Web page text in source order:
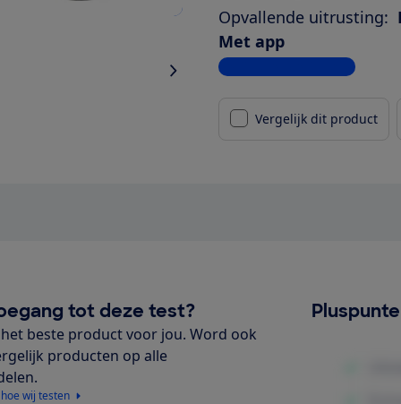
Opvallende uitrusting:
Met app
Bekijk alle specificaties
Vergelijk dit product
tot deze test?
beste product voor jou. Word ook
producten op alle
wij testen